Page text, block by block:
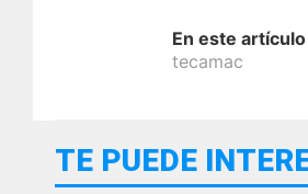
En este artículo
tecamac
TE PUEDE